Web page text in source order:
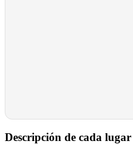
Descripción de cada lugar